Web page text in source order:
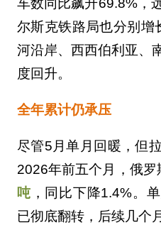
车数同比飙升69.8%，
尔斯克铁路局也分别增
河沿岸、西西伯利亚、
度回升。
全年累计仍承压
尽管5月单月回暖，但
2026年前五个月，俄罗
吨 ，同比下降1.4%。
已彻底翻转，后续几个